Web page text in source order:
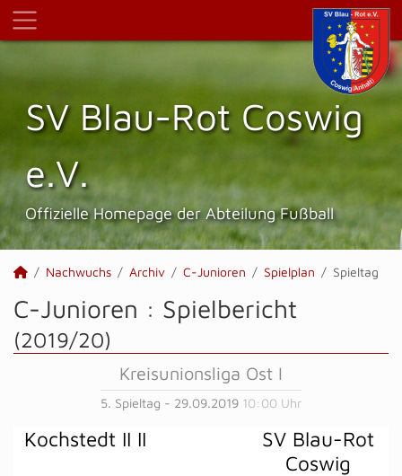
SV Blau-Rot Coswig
e.V.
Offizielle Homepage der Abteilung Fußball
Nachwuchs Archiv C-Junioren Spielplan Spieltag
C-Junioren : Spielbericht
(2019/20)
Kreisunionsliga Ost I
5. Spieltag - 29.09.2019 10:00 Uhr
Kochstedt II II
SV Blau-Rot
Coswig